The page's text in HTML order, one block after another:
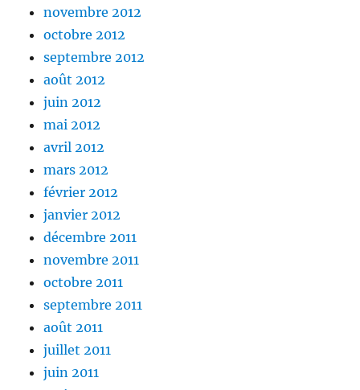
novembre 2012
octobre 2012
septembre 2012
août 2012
juin 2012
mai 2012
avril 2012
mars 2012
février 2012
janvier 2012
décembre 2011
novembre 2011
octobre 2011
septembre 2011
août 2011
juillet 2011
juin 2011